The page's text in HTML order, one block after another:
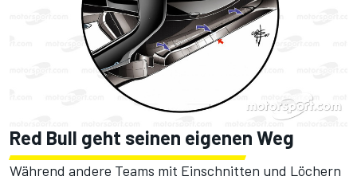
Red Bull geht seinen eigenen Weg
Während andere Teams mit Einschnitten und Löchern